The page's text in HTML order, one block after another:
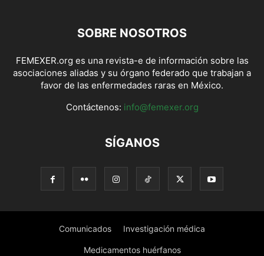
SOBRE NOSOTROS
FEMEXER.org es una revista-e de información sobre las
asociaciones aliadas y su órgano federado que trabajan a
favor de las enfermedades raras en México.
Contáctenos: info@femexer.org
SÍGANOS
Comunicados Investigación médica
Medicamentos huérfanos